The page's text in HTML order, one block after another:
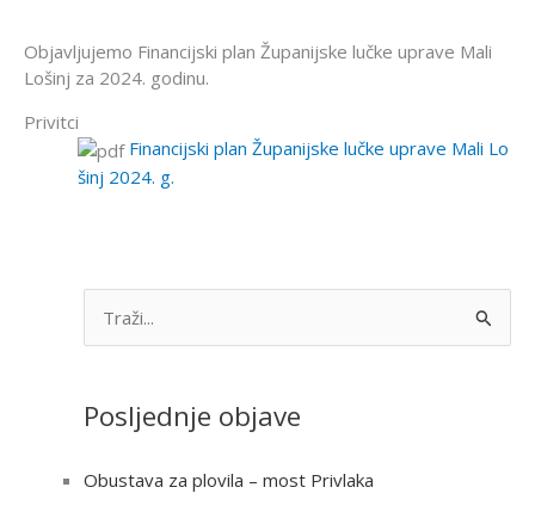
Objavljujemo Financijski plan Županijske lučke uprave Mali
Lošinj za 2024. godinu.
Privitci
Financijski plan Županijske lučke uprave Mali Lo
šinj 2024. g.
rPosljednje objave
Obustava za plovila – most Privlaka